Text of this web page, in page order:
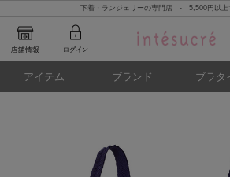
下着・ランジェリーの専門店 - 5,500円以
アイテム ブランド ブラタ